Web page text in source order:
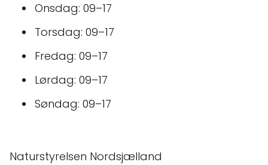
Onsdag: 09–17
Torsdag: 09–17
Fredag: 09–17
Lørdag: 09–17
Søndag: 09–17
Naturstyrelsen Nordsjælland